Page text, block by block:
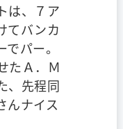
は、７ア
てバンカ
パー。
たＡ．Ｍ
、先程同
んナイス